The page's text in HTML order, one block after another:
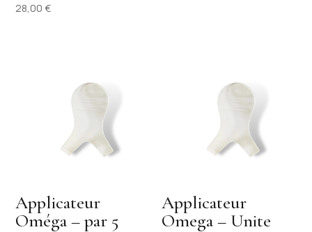
28,00€
Applicateur
Oméga – par 5
Applicateur
Omega – Unite